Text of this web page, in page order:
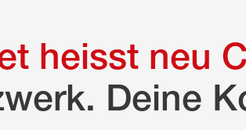
heisst neu
Deine